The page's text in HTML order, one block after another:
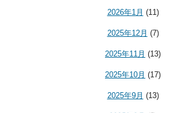
2026年1月 (11)
2025年12月 (7)
2025年11月 (13)
2025年10月 (17)
2025年9月 (13)